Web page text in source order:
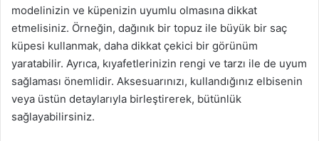
modelinizin ve küpenizin uyumlu olmasına dikkat
etmelisiniz. Örneğin, dağınık bir topuz ile büyük bir saç
küpesi kullanmak, daha dikkat çekici bir görünüm
yaratabilir. Ayrıca, kıyafetlerinizin rengi ve tarzı ile de uyum
sağlaması önemlidir. Aksesuarınızı, kullandığınız elbisenin
veya üstün detaylarıyla birleştirerek, bütünlük
sağlayabilirsiniz.